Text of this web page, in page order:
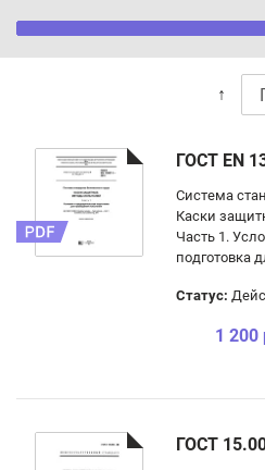
↑
ГОСТ EN
Система
Каски
Часть 1.
подготовка
Статус:
1 200
ГОСТ